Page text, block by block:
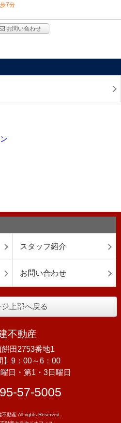
7分
お問い合わせ
スタッフ紹介
お問い合わせ
上部へ戻る
不動産
田2753番地1
】9：00～6：00
日・第1・3日曜日
57-5005
動産 All rights Reserved.